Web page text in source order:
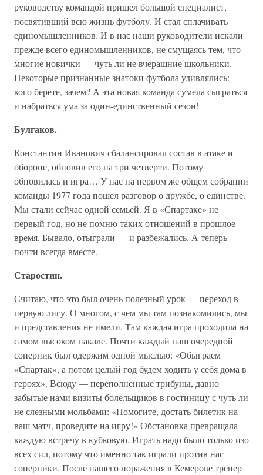
руководству командой пришел большой специалист,
посвятивший всю жизнь футболу. И стал сплачивать
единомышленников. И в нас наши руководители искали
прежде всего единомышленников, не смущаясь тем, что
многие новички — чуть ли не вчерашние школьники.
Некоторые признанные знатоки футбола удивлялись:
кого берете, зачем? А эта новая команда сумела сыграться
и набраться ума за один-единственный сезон!
Булгаков.
Константин Иванович сбалансировал состав в атаке и
обороне, обновив его на три четверти. Потому
обновилась и игра… У нас на первом же общем собрании
команды 1977 года пошел разговор о дружбе, о единстве.
Мы стали сейчас одной семьей. Я в «Спартаке» не
первый год, но не помню таких отношений в прошлое
время. Бывало, отыграли — и разбежались. А теперь
почти всегда вместе.
Старостин.
Считаю, что это был очень полезный урок — переход в
первую лигу. О многом, с чем мы там познакомились, мы
и представления не имели. Там каждая игра проходила на
самом высоком накале. Почти каждый наш очередной
соперник был одержим одной мыслью: «Обыграем
«Спартак», а потом целый год будем ходить у себя дома в
героях». Всюду — переполненные трибуны, давно
забытые нами визиты болельщиков в гостиницу с чуть ли
не слезными мольбами: «Помогите, достать билетик на
ваш матч, проведите на игру!» Обстановка превращала
каждую встречу в кубковую. Играть надо было только изо
всех сил, потому что именно так играли против нас
соперники. После нашего поражения в Кемерове тренер